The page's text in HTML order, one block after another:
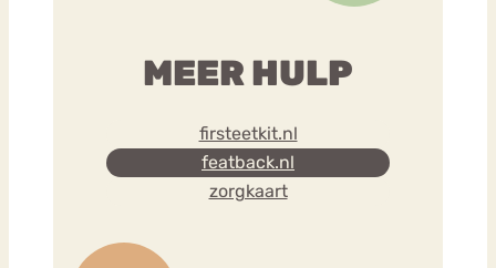
MEER HULP
firsteetkit.nl
featback.nl
zorgkaart